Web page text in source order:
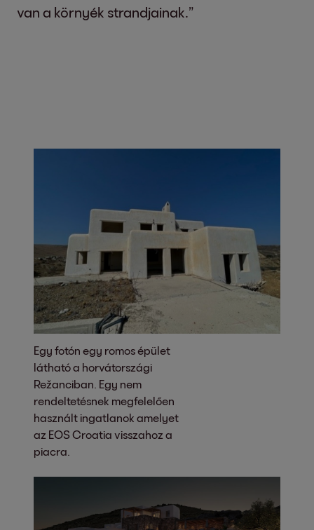
van a környék strandjainak.”
Egy fotón egy romos épület
látható a horvátországi
Režanciban. Egy nem
rendeltetésnek megfelelően
használt ingatlanok amelyet
az EOS Croatia visszahoz a
piacra.